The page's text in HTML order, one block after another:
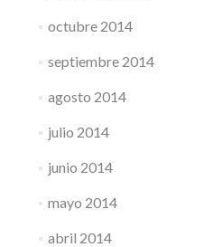
octubre 2014
septiembre 2014
agosto 2014
julio 2014
junio 2014
mayo 2014
abril 2014